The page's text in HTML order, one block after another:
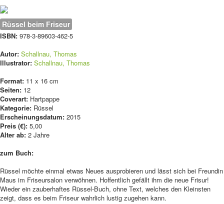
Rüssel beim Friseur
ISBN: 978-3-89603-462-5
Autor: Schallnau, Thomas
Illustrator: Schallnau, Thomas
Format: 11 x 16 cm
Seiten: 12
Coverart: Hartpappe
Kategorie: Rüssel
Erscheinungsdatum: 2015
Preis (€): 5,00
Alter ab: 2 Jahre
zum Buch:
Rüssel möchte einmal etwas Neues ausprobieren und lässt sich bei Freundin
Maus im Friseursalon verwöhnen. Hoffentlich gefällt ihm die neue Frisur!
Wieder ein zauberhaftes Rüssel-Buch, ohne Text, welches den Kleinsten
zeigt, dass es beim Friseur wahrlich lustig zugehen kann.